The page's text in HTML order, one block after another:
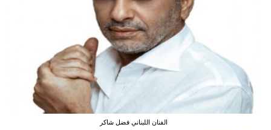
الفنان اللبناني فضل شاكر